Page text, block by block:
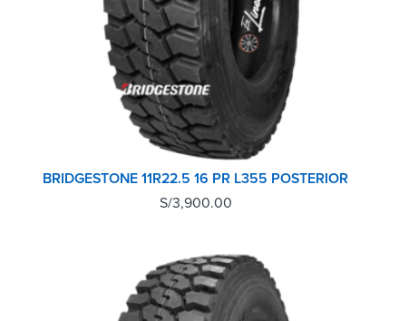
BRIDGESTONE 11R22.5 16 PR L355 POSTERIOR
S/3,900.00